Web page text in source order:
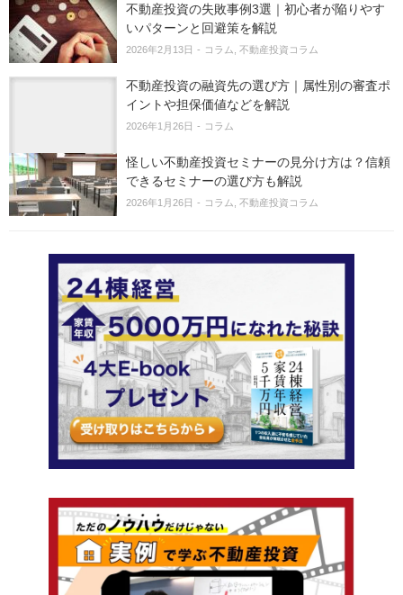
不動産投資の失敗事例3選｜初心者が陥りやす
いパターンと回避策を解説
2026年2月13日 コラム 不動産投資コラム
不動産投資の融資先の選び方｜属性別の審査ポ
イントや担保価値などを解説
2026年1月26日 コラム
怪しい不動産投資セミナーの見分け方は？信頼
できるセミナーの選び方も解説
2026年1月26日 コラム 不動産投資コラム